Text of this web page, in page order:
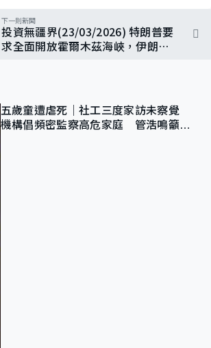
下一則新聞
投資無疆界(23/03/2026) 特朗普要
求全面開放霍爾木茲海峽，伊朗警
五歲童遭虐死｜社工三度家訪未察覺
機構倡頻密監察高危家庭 管浩鳴籲加